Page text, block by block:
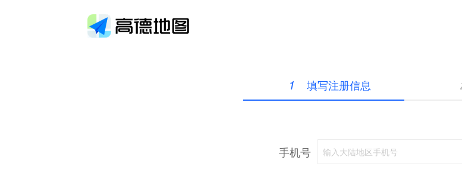
1 填写注册信息
手机号 输入大陆地区手机号